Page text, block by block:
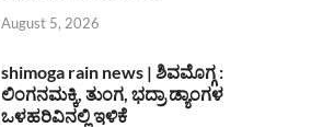
August 5, 2026
shimoga rain news | ಶಿವಮೊಗ್ಗ :
ಲಿಂಗನಮಕ್ಕಿ, ತುಂಗ, ಭದ್ರಾ ಡ್ಯಾಂಗಳ
ಒಳಹರಿವಿನಲ್ಲಿ ಇಳಿಕೆ